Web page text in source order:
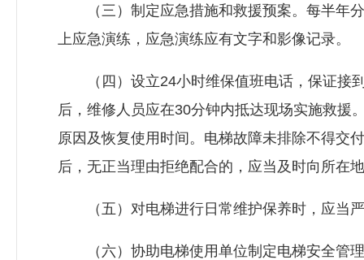
（三）制定应急措施和救援预案。每半年分
上应急演练，应急演练应有文字和影像记录。
（四）设立24小时维保值班电话，保证接
后，维修人员应在30分钟内抵达现场实施救援
原因及恢复使用时间。电梯故障未排除不得交
后，无正当理由拒绝配合的，应当及时向所在
（五）对电梯进行日常维护保养时，应当严
（六）协助电梯使用单位制定电梯安全管理